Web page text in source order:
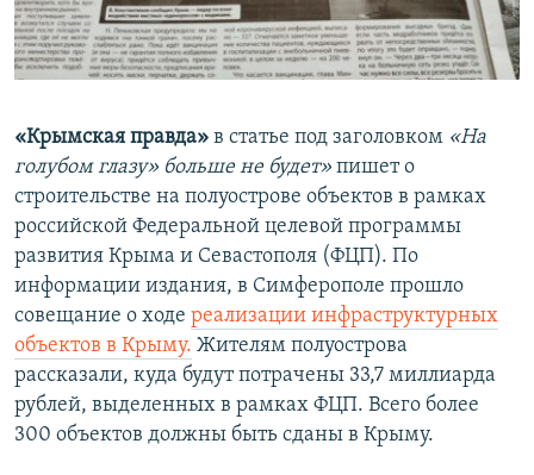
«Крымская правда» в статье под заголовком «На
голубом глазу» больше не будет» пишет о
строительстве на полуострове объектов в рамках
российской Федеральной целевой программы
развития Крыма и Севастополя (ФЦП). По
информации издания, в Симферополе прошло
совещание о ходе реализации инфраструктурных
объектов в Крыму. Жителям полуострова
рассказали, куда будут потрачены 33,7 миллиарда
рублей, выделенных в рамках ФЦП. Всего более
300 объектов должны быть сданы в Крыму.